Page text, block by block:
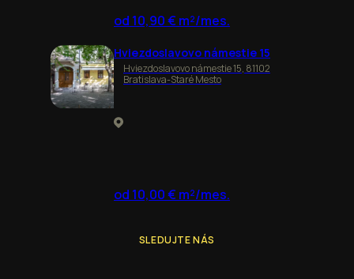
od 10,90 € m²/mes.
Hviezdoslavovo námestie 15
Hviezdoslavovo námestie 15, 81102
Bratislava-Staré Mesto
od 10,00 € m²/mes.
SLEDUJTE NÁS